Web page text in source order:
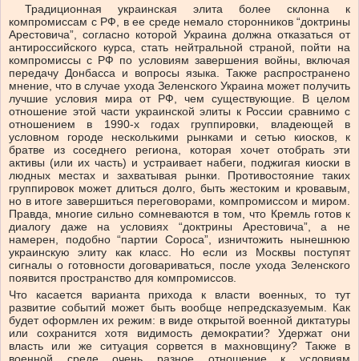
Традиционная украинская элита более склонна к
компромиссам с РФ, в ее среде немало сторонников “доктрины
Арестовича”, согласно которой Украина должна отказаться от
антироссийского курса, стать нейтральной страной, пойти на
компромиссы с РФ по условиям завершения войны, включая
передачу Донбасса и вопросы языка. Также распространено
мнение, что в случае ухода Зеленского Украина может получить
лучшие условия мира от РФ, чем существующие. В целом
отношение этой части украинской элиты к России сравнимо с
отношением в 1990-х годах группировки, владеющей в
условном городе несколькими рынками и сетью киосков, к
братве из соседнего региона, которая хочет отобрать эти
активы (или их часть) и устраивает набеги, поджигая киоски в
людных местах и захватывая рынки. Противостояние таких
группировок может длиться долго, быть жестоким и кровавым,
но в итоге завершиться переговорами, компромиссом и миром.
Правда, многие сильно сомневаются в том, что Кремль готов к
диалогу даже на условиях “доктрины Арестовича”, а не
намерен, подобно “партии Сороса”, изничтожить нынешнюю
украинскую элиту как класс. Но если из Москвы поступят
сигналы о готовности договариваться, после ухода Зеленского
появится пространство для компромиссов.
Что касается варианта прихода к власти военных, то тут
развитие событий может быть вообще непредсказуемым. Как
будет оформлен их режим: в виде открытой военной диктатуры
или сохранится хотя видимость демократии? Удержат они
власть или же ситуация сорвется в махновщину? Также в